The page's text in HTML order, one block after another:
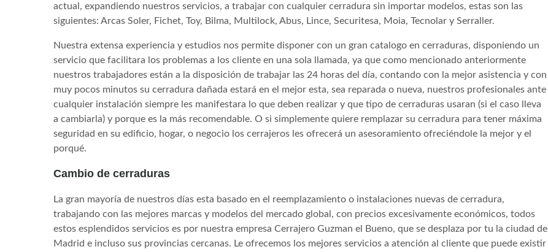
actual, expandiendo nuestros servicios, a trabajar con cualquier cerradura sin importar modelos, estas son las
siguientes: Arcas Soler, Fichet, Toy, Bilma, Multilock, Abus, Lince, Securitesa, Moia, Tecnolar y Serraller.
Nuestra extensa experiencia y estudios nos permite disponer con un gran catalogo en cerraduras, disponiendo un
servicio que facilitara los problemas a los cliente en una sola llamada, ya que como mencionado anteriormente
nuestros trabajadores están a la disposición de trabajar las 24 horas del día, contando con la mejor asistencia y con
muy pocos minutos su cerradura dañada estará en el mejor esta, sea reparada o nueva, nuestros profesionales ante
cualquier instalación siempre les manifestara lo que deben realizar y que tipo de cerraduras usaran (si el caso lleva
a cambiarla) y porque es la más recomendable. O si simplemente quiere remplazar su cerradura para tener máxima
seguridad en su edificio, hogar, o negocio los cerrajeros les ofrecerá un asesoramiento ofreciéndole la mejor y el
porqué.
Cambio de cerraduras
La gran mayoría de nuestros días esta basado en el reemplazamiento o instalaciones nuevas de cerradura,
trabajando con las mejores marcas y modelos del mercado global, con precios excesivamente económicos, todos
estos esplendidos servicios es por nuestra empresa Cerrajero Guzman el Bueno, que se desplaza por tu la ciudad de
Madrid e incluso sus provincias cercanas. Le ofrecemos los mejores servicios a atención al cliente que puede existir